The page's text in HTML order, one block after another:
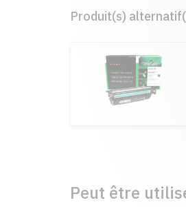
Produit(s)
Peut être